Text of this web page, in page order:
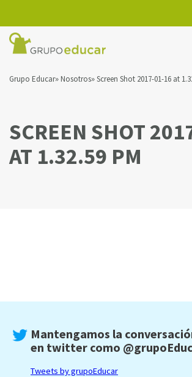
Grupo Educar Nosotros Screen Shot 2017-01-16 at
SCREEN SHOT
AT 1.32.59 PM
Mantengamos la
en twitter como
Tweets by grupoEducar